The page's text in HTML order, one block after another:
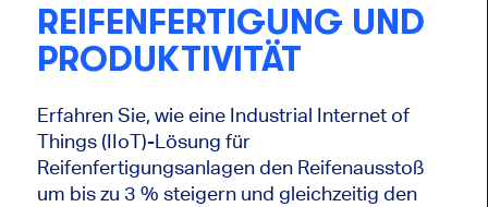
REIFENFERTIGUNG UND
PRODUKTIVITÄT
Erfahren Sie, wie eine Industrial Internet of
Things (IIoT)-Lösung für
Reifenfertigungsanlagen den Reifenausstoß
um bis zu 3 % steigern und gleichzeitig den